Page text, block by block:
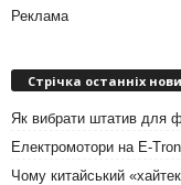
Реклама
Стрічка останніх
Як вибрати штатив для
Електромотори на E-
Чому китайський